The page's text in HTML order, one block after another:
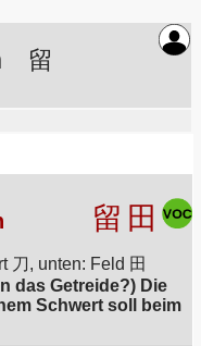
留
留 田
刀, unten: Feld 田
das Getreide?) Die
Schwert soll beim